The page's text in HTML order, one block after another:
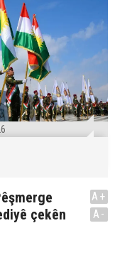
çekên
A+
A-